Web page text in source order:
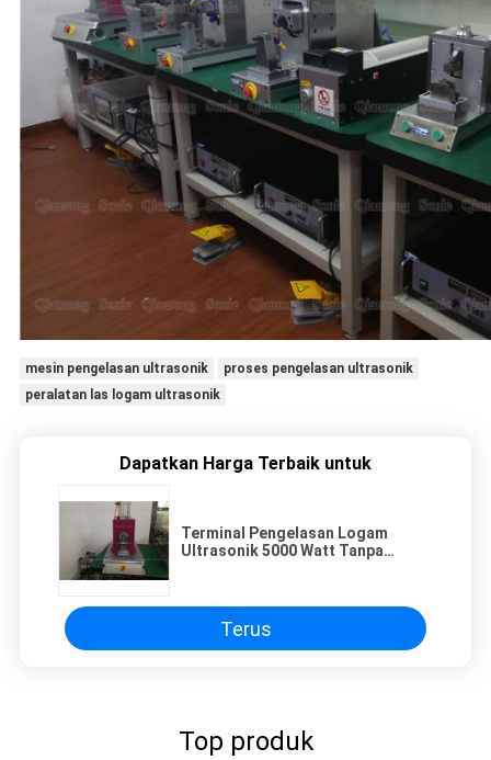
mesin pengelasan ultrasonik
proses pengelasan ultrasonik
peralatan las logam ultrasonik
Dapatkan Harga Terbaik untuk
Terminal Pengelasan Logam
Ultrasonik 5000 Watt Tanpa
Terus
Top produk